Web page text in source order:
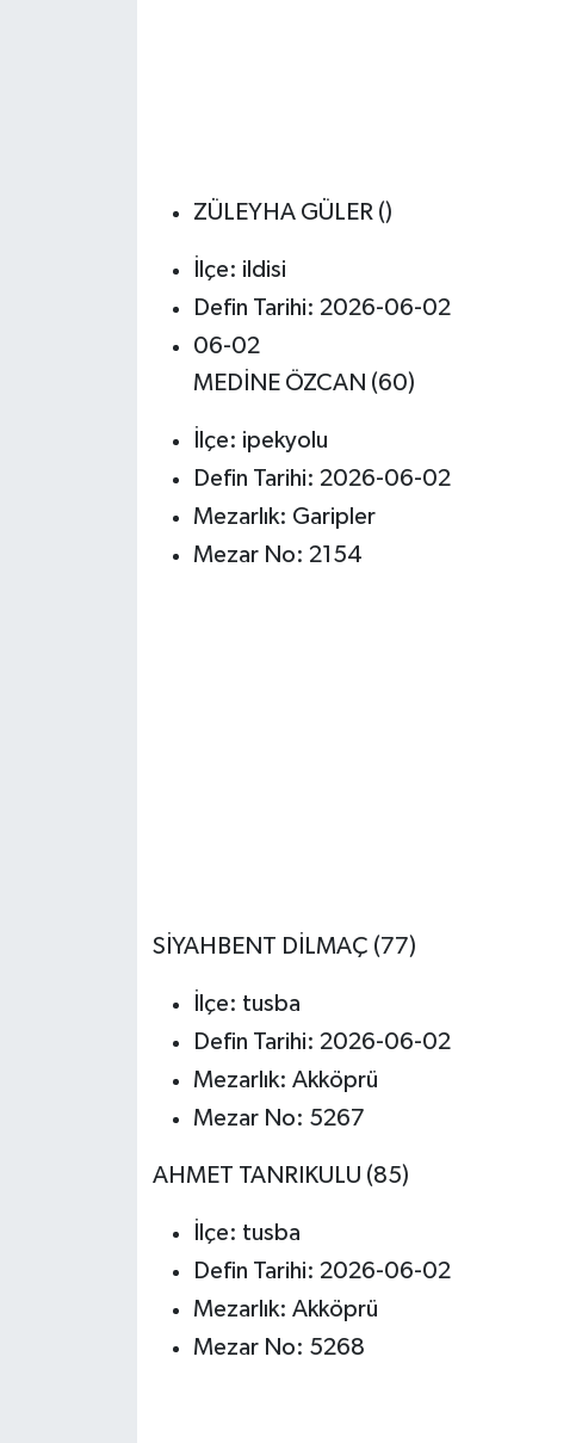
ZÜLEYHA GÜLER ()
İlçe: ildisi
Defin Tarihi: 2026-06-02
06-02
MEDİNE ÖZCAN (60)
İlçe: ipekyolu
Defin Tarihi: 2026-06-02
Mezarlık: Garipler
Mezar No: 2154
SİYAHBENT DİLMAÇ (77)
İlçe: tusba
Defin Tarihi: 2026-06-02
Mezarlık: Akköprü
Mezar No: 5267
AHMET TANRIKULU (85)
İlçe: tusba
Defin Tarihi: 2026-06-02
Mezarlık: Akköprü
Mezar No: 5268